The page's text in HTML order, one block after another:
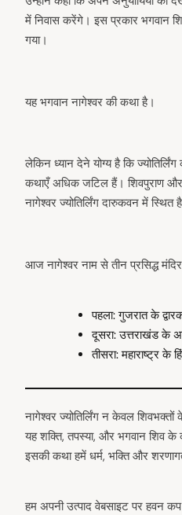
में निवास करेंगे। इस प्रकार भगवान
गया।
यह भगवान नागेश्वर की कथा है।
लेकिन ध्यान देने योग्य है कि
कथाएँ अधिक जटिल हैं। शिवपुराण और
नागेश्वर ज्योतिर्लिंग दारुकवन में स्थित
आज नागेश्वर नाम से तीन प्रसिद्ध
पहला: गुजरात के
दूसरा: उत्तराखंड के
तीसरा: महाराष्ट्र के
नागेश्वर ज्योतिर्लिंग न केवल
यह शक्ति, तपस्या, और भगवान शिव
इसकी कथा हमें धर्म, भक्ति और
हम अपनी उत्पाद वेबसाइट पर हवन